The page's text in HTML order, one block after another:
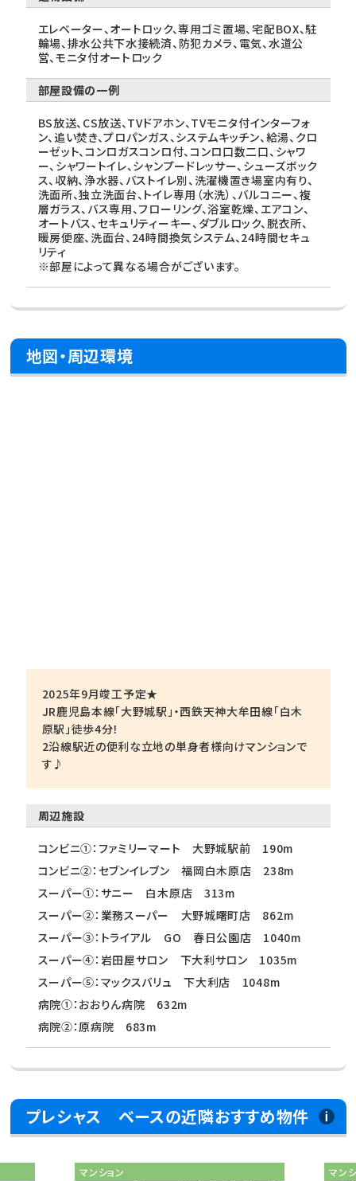
エレベーター、オートロック、専用ゴミ置場、宅配BOX、駐
輪場、排水公共下水接続済、防犯カメラ、電気、水道公
営、モニタ付オートロック
部屋設備の一例
BS放送、CS放送、TVドアホン、TVモニタ付インターフォ
ン、追い焚き、プロパンガス、システムキッチン、給湯、クロ
ーゼット、コンロガスコンロ付、コンロ口数二口、シャワ
ー、シャワートイレ、シャンプードレッサー、シューズボック
ス、収納、浄水器、バストイレ別、洗濯機置き場室内有り、
洗面所、独立洗面台、トイレ専用（水洗）、バルコニー、複
層ガラス、バス専用、フローリング、浴室乾燥、エアコン、
オートバス、セキュリティーキー、ダブルロック、脱衣所、
暖房便座、洗面台、24時間換気システム、24時間セキュ
リティ
※部屋によって異なる場合がございます。
地図・周辺環境
2025年9月竣工予定★
JR鹿児島本線「大野城駅」・西鉄天神大牟田線「白木
原駅」徒歩4分！
2沿線駅近の便利な立地の単身者様向けマンションで
す♪
周辺施設
コンビニ①：ファミリーマート 大野城駅前 190m
コンビニ②：セブンイレブン 福岡白木原店 238m
スーパー①：サニー 白木原店 313m
スーパー②：業務スーパー 大野城曙町店 862m
スーパー③：トライアル GO 春日公園店 1040m
スーパー④：岩田屋サロン 下大利サロン 1035m
スーパー⑤：マックスバリュ 下大利店 1048m
病院①：おおりん病院 632m
病院②：原病院 683m
プレシャス ベースの近隣おすすめ物件
マンション マン